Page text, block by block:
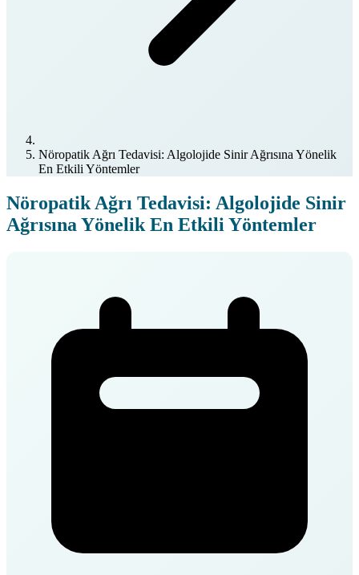
Nöropatik Ağrı Tedavisi: Algolojide Sinir Ağrısına Yönelik
En Etkili Yöntemler
Nöropatik Ağrı Tedavisi: Algolojide Sinir
Ağrısına Yönelik En Etkili Yöntemler